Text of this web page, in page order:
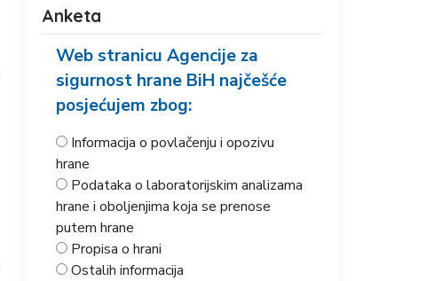
Anketa
Web stranicu Agencije za
sigurnost hrane BiH najčešće
posjećujem zbog:
Informacija o povlačenju i opozivu
hrane
Podataka o laboratorijskim analizama
hrane i oboljenjima koja se prenose
putem hrane
Propisa o hrani
Ostalih informacija